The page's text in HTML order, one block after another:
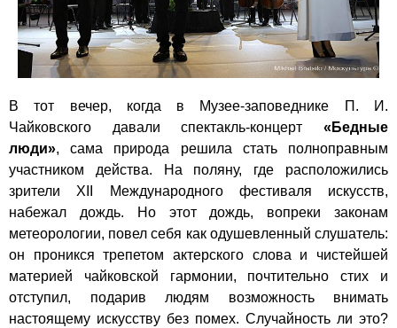
В тот вечер, когда в Музее-заповеднике П. И.
Чайковского давали спектакль-концерт «Бедные
люди», сама природа решила стать полноправным
участником действа. На поляну, где расположились
зрители XII Международного фестиваля искусств,
набежал дождь. Но этот дождь, вопреки законам
метеорологии, повел себя как одушевленный слушатель:
он проникся трепетом актерского слова и чистейшей
материей чайковской гармонии, почтительно стих и
отступил, подарив людям возможность внимать
настоящему искусству без помех. Случайность ли это?